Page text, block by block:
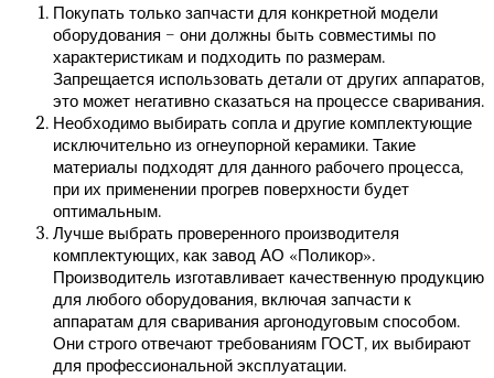
Покупать только запчасти для конкретной модели
оборудования – они должны быть совместимы по
характеристикам и подходить по размерам.
Запрещается использовать детали от других аппаратов,
это может негативно сказаться на процессе сваривания.
Необходимо выбирать сопла и другие комплектующие
исключительно из огнеупорной керамики. Такие
материалы подходят для данного рабочего процесса,
при их применении прогрев поверхности будет
оптимальным.
Лучше выбрать проверенного производителя
комплектующих, как завод АО «Поликор».
Производитель изготавливает качественную продукцию
для любого оборудования, включая запчасти к
аппаратам для сваривания аргонодуговым способом.
Они строго отвечают требованиям ГОСТ, их выбирают
для профессиональной эксплуатации.